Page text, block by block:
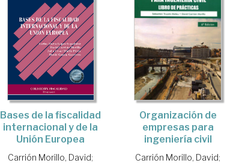
Bases de la fiscalidad
internacional y de la
Unión Europea
Carrión Morillo, David;
Organización de
empresas para
ingeniería civil
Carrión Morillo, David;